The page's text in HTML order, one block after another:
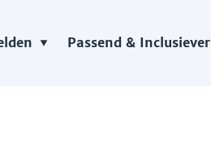
Passend & Inclusiever